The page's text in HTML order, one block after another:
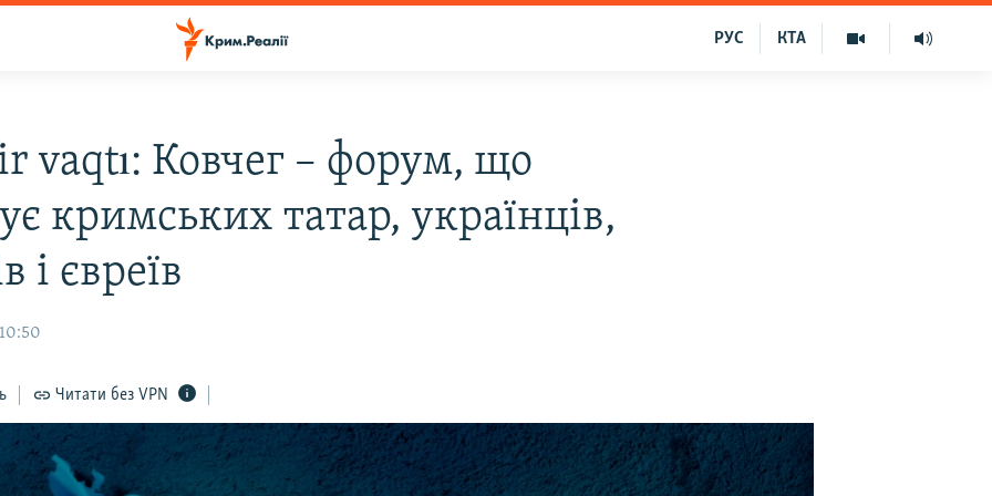
КТА
РУС
vaqtı: Ковчег – форум, що
кримських татар, українців,
і євреїв
Читати без VPN